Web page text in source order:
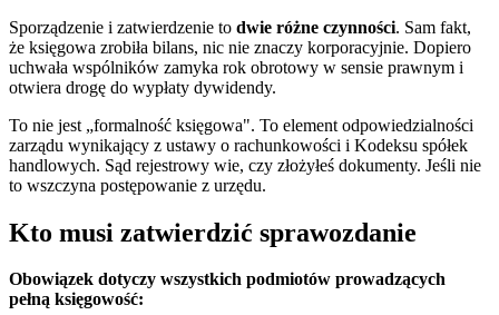
Sporządzenie i zatwierdzenie to dwie różne czynności. Sam fakt,
że księgowa zrobiła bilans, nic nie znaczy korporacyjnie. Dopiero
uchwała wspólników zamyka rok obrotowy w sensie prawnym i
otwiera drogę do wypłaty dywidendy.
To nie jest „formalność księgowa". To element odpowiedzialności
zarządu wynikający z ustawy o rachunkowości i Kodeksu spółek
handlowych. Sąd rejestrowy wie, czy złożyłeś dokumenty. Jeśli nie
to wszczyna postępowanie z urzędu.
Kto musi zatwierdzić sprawozdanie
Obowiązek dotyczy wszystkich podmiotów prowadzących
pełną księgowość: